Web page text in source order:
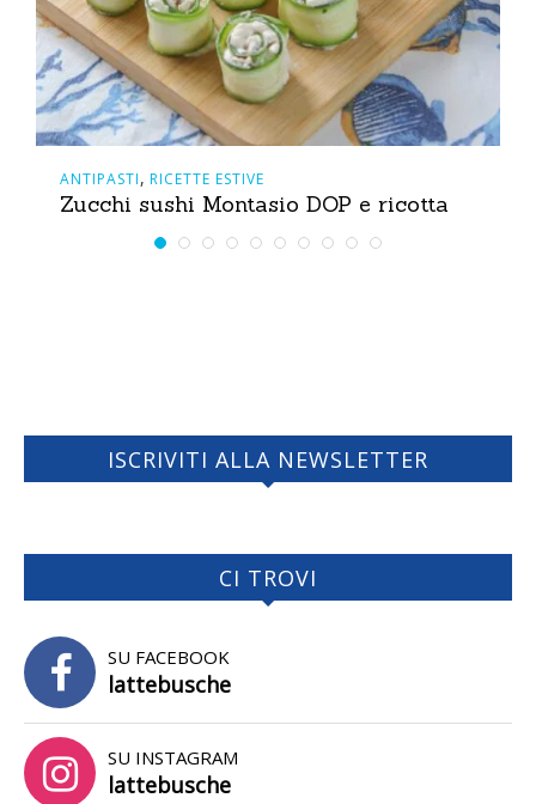
ANTIPASTI, RICETTE ESTIVE
Zucchi sushi Montasio DOP e ricotta
ISCRIVITI ALLA NEWSLETTER
CI TROVI
SU FACEBOOK
lattebusche
SU INSTAGRAM
lattebusche